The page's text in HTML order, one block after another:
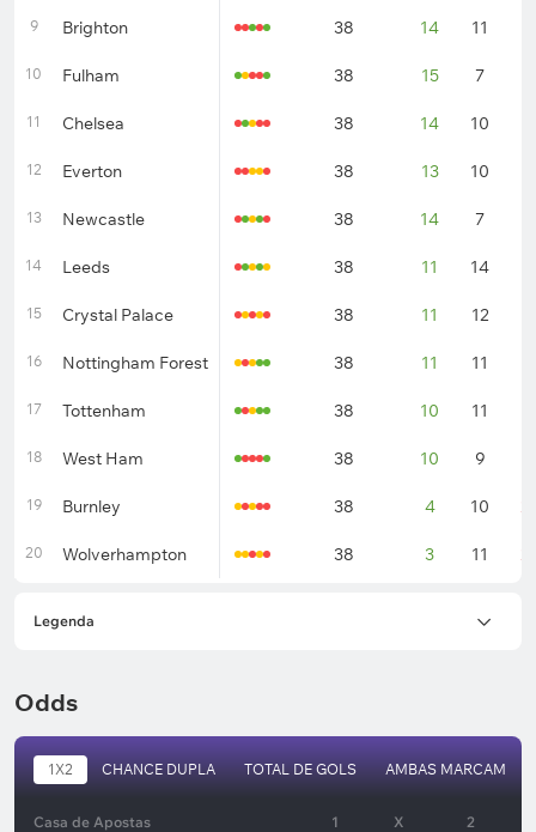
9 Brighton 38 14 11
10 Fulham 38 15 7
11 Chelsea 38 14 10
12 Everton 38 13 10
13 Newcastle 38 14 7
14 Leeds 38 11 14
15 Crystal Palace 38 11 12
16 Nottingham Forest 38 11 11
17 Tottenham 38 10 11
18 West Ham 38 10 9
19 Burnley 38 4 10
20 Wolverhampton 38 3 11
Legenda
Odds
1X2 CHANCE DUPLA TOTAL DE GOLS AMBAS MARCAM
Casa de Apostas 1 X 2